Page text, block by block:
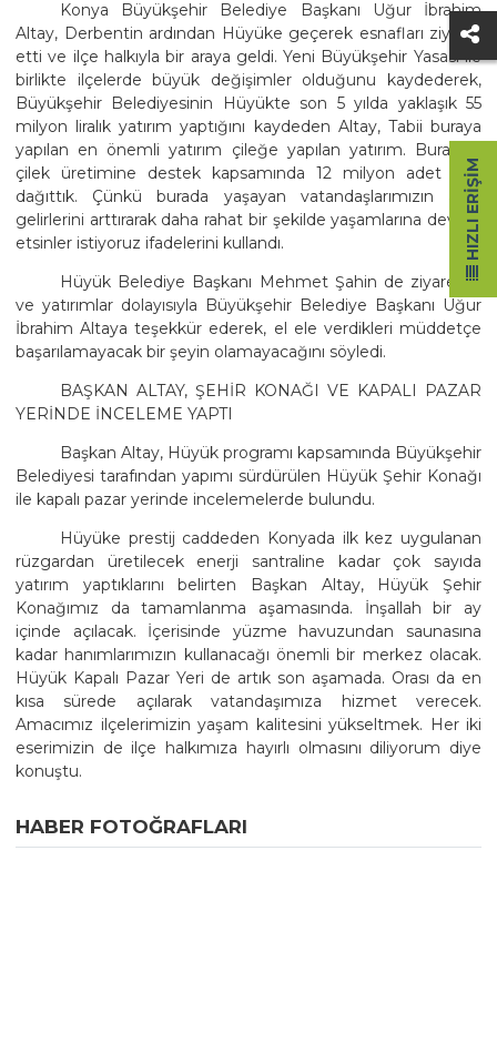
Konya Büyükşehir Belediye Başkanı Uğur İbrahim
Altay, Derbentin ardından Hüyüke geçerek esnafları ziyaret
etti ve ilçe halkıyla bir araya geldi. Yeni Büyükşehir Yasası ile
birlikte ilçelerde büyük değişimler olduğunu kaydederek,
Büyükşehir Belediyesinin Hüyükte son 5 yılda yaklaşık 55
milyon liralık yatırım yaptığını kaydeden Altay, Tabii buraya
yapılan en önemli yatırım çileğe yapılan yatırım. Buradaki
çilek üretimine destek kapsamında 12 milyon adet fide
dağıttık. Çünkü burada yaşayan vatandaşlarımızın artık
gelirlerini arttırarak daha rahat bir şekilde yaşamlarına devam
etsinler istiyoruz ifadelerini kullandı.
Hüyük Belediye Başkanı Mehmet Şahin de ziyaretler
ve yatırımlar dolayısıyla Büyükşehir Belediye Başkanı Uğur
İbrahim Altaya teşekkür ederek, el ele verdikleri müddetçe
başarılamayacak bir şeyin olamayacağını söyledi.
BAŞKAN ALTAY, ŞEHİR KONAĞI VE KAPALI PAZAR
YERİNDE İNCELEME YAPTI
Başkan Altay, Hüyük programı kapsamında Büyükşehir
Belediyesi tarafından yapımı sürdürülen Hüyük Şehir Konağı
ile kapalı pazar yerinde incelemelerde bulundu.
Hüyüke prestij caddeden Konyada ilk kez uygulanan
rüzgardan üretilecek enerji santraline kadar çok sayıda
yatırım yaptıklarını belirten Başkan Altay, Hüyük Şehir
Konağımız da tamamlanma aşamasında. İnşallah bir ay
içinde açılacak. İçerisinde yüzme havuzundan saunasına
kadar hanımlarımızın kullanacağı önemli bir merkez olacak.
Hüyük Kapalı Pazar Yeri de artık son aşamada. Orası da en
kısa sürede açılarak vatandaşımıza hizmet verecek.
Amacımız ilçelerimizin yaşam kalitesini yükseltmek. Her iki
eserimizin de ilçe halkımıza hayırlı olmasını diliyorum diye
konuştu.
HABER FOTOĞRAFLARI
HIZLI ERIŞIM